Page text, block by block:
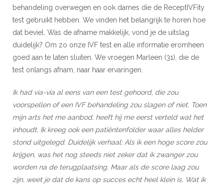
behandeling overwegen en ook dames die de ReceptIVFity
test gebruikt hebben. We vinden het belangrijk te horen hoe
dat beviel. Was de afname makkelijk, vond je de uitslag
duidelijk? Om zo onze IVF test en alle informatie eromheen
goed aan te laten sluiten. We vroegen Marleen (31), die de
test onlangs afnam, naar haar ervaringen.
Ik had via-via al eens van een test gehoord, die zou
voorspellen of een IVF behandeling zou slagen of niet. Toen
mijn arts het me aanbod, heeft hij me eerst verteld wat het
inhoudt. Ik kreeg ook een patiëntenfolder waar alles helder
stond uitgelegd. Duidelijk verhaal: Als ik een hoge score zou
krijgen, was het nog steeds niet zeker dat ik zwanger zou
worden na de terugplaatsing. Maar als de score laag zou
zijn, weet je dat de kans op succes echt heel klein is. Wat ik